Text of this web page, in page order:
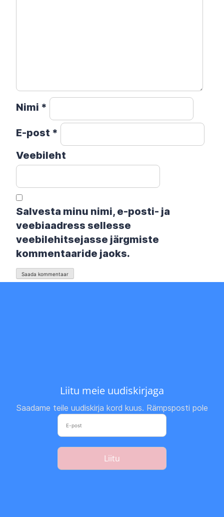
Nimi *
E-post *
Veebileht
Salvesta minu nimi, e-posti- ja
veebiaadress sellesse
veebilehitsejasse järgmiste
kommentaaride jaoks.
Liitu meie uudiskirjaga
Saadame teile uudiskirja kord kuus. Rämpsposti pole
Liitu